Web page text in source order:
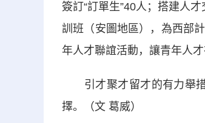
簽訂“訂單生”40人；搭建人
訓班（安圖地區），為西部
年人才聯誼活動，讓青年人
引才聚才留才的有力舉措
擇。（文 葛威）